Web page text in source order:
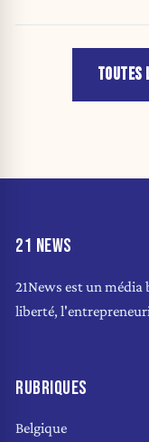
TOUTES
21 NEWS
21News est un
liberté,
RUBRIQUES
Belgique